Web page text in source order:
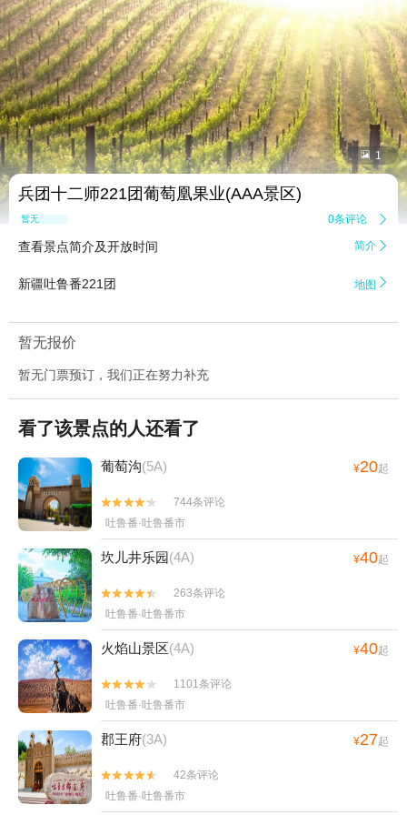
 1
兵团十二师221团葡萄凰果业(AAA景区)
暂无点评 0条评论 
查看景点简介及开放时间 简介 
新疆吐鲁番221团 地图 
暂无报价
暂无门票预订，我们正在努力补充
看了该景点的人还看了
葡萄沟(5A) ¥20起


744条评论
吐鲁番·吐鲁番市
坎儿井乐园(4A) ¥40起


263条评论
吐鲁番·吐鲁番市
火焰山景区(4A) ¥40起


1101条评论
吐鲁番·吐鲁番市
郡王府(3A) ¥27起


42条评论
吐鲁番·吐鲁番市
